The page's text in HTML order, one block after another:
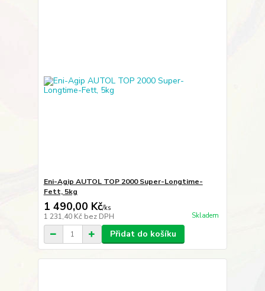
Eni-Agip AUTOL TOP 2000 Super-Longtime-
Fett, 5kg
1 490,00 Kč/ks
1 231,40 Kč bez DPH Skladem
Přidat do košíku